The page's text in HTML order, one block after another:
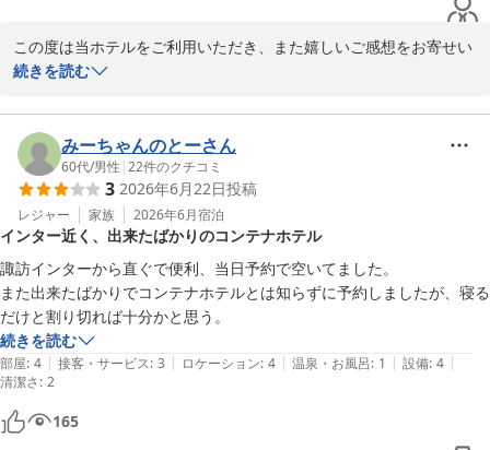
この度は当ホテルをご利用いただき、また嬉しいご感想をお寄せい
ただき誠にありがとうございます。
「自宅のように快適」と感じていただけたこと、大変嬉しく思いま
す。ご滞在中、リラックスしてお過ごしいただけたのであれば何よ
りでございます。
これからも皆さまに快適にお過ごしいただける空間づくりに努めて
まいります。
またお近くにお越しの際は、ぜひ当ホテルをご利用ください。
スタッフ一同、心よりお待ちしております。
ｂｌｕｅ ｑｕａｄ ｈｏｔｅｌ 諏訪
2026-05-20
続きを読む
みーちゃんのとーさん
60代/男性 |22件のクチコミ
3 2026年6月22日投稿
レジャー 家族 2026年6月宿泊
インター近く、出来たばかりのコンテナホテル
諏訪インターから直ぐで便利、当日予約で空いてました。
また出来たばかりでコンテナホテルとは知らずに予約しましたが、寝る
だけと割り切れば十分かと思う。
続きを読む
部屋: 4 | 接客・サービス: 3 | ロケーション: 4 | 温泉・お風呂: 1 | 設備: 4 |
清潔さ: 2
165